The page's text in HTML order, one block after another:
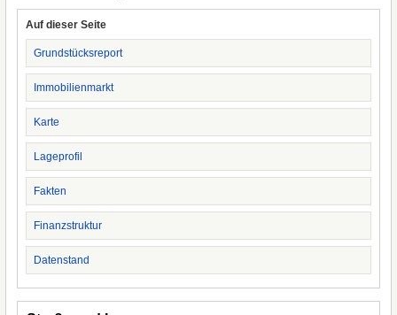
Auf dieser Seite
Grundstücksreport
Immobilienmarkt
Karte
Lageprofil
Fakten
Finanzstruktur
Datenstand